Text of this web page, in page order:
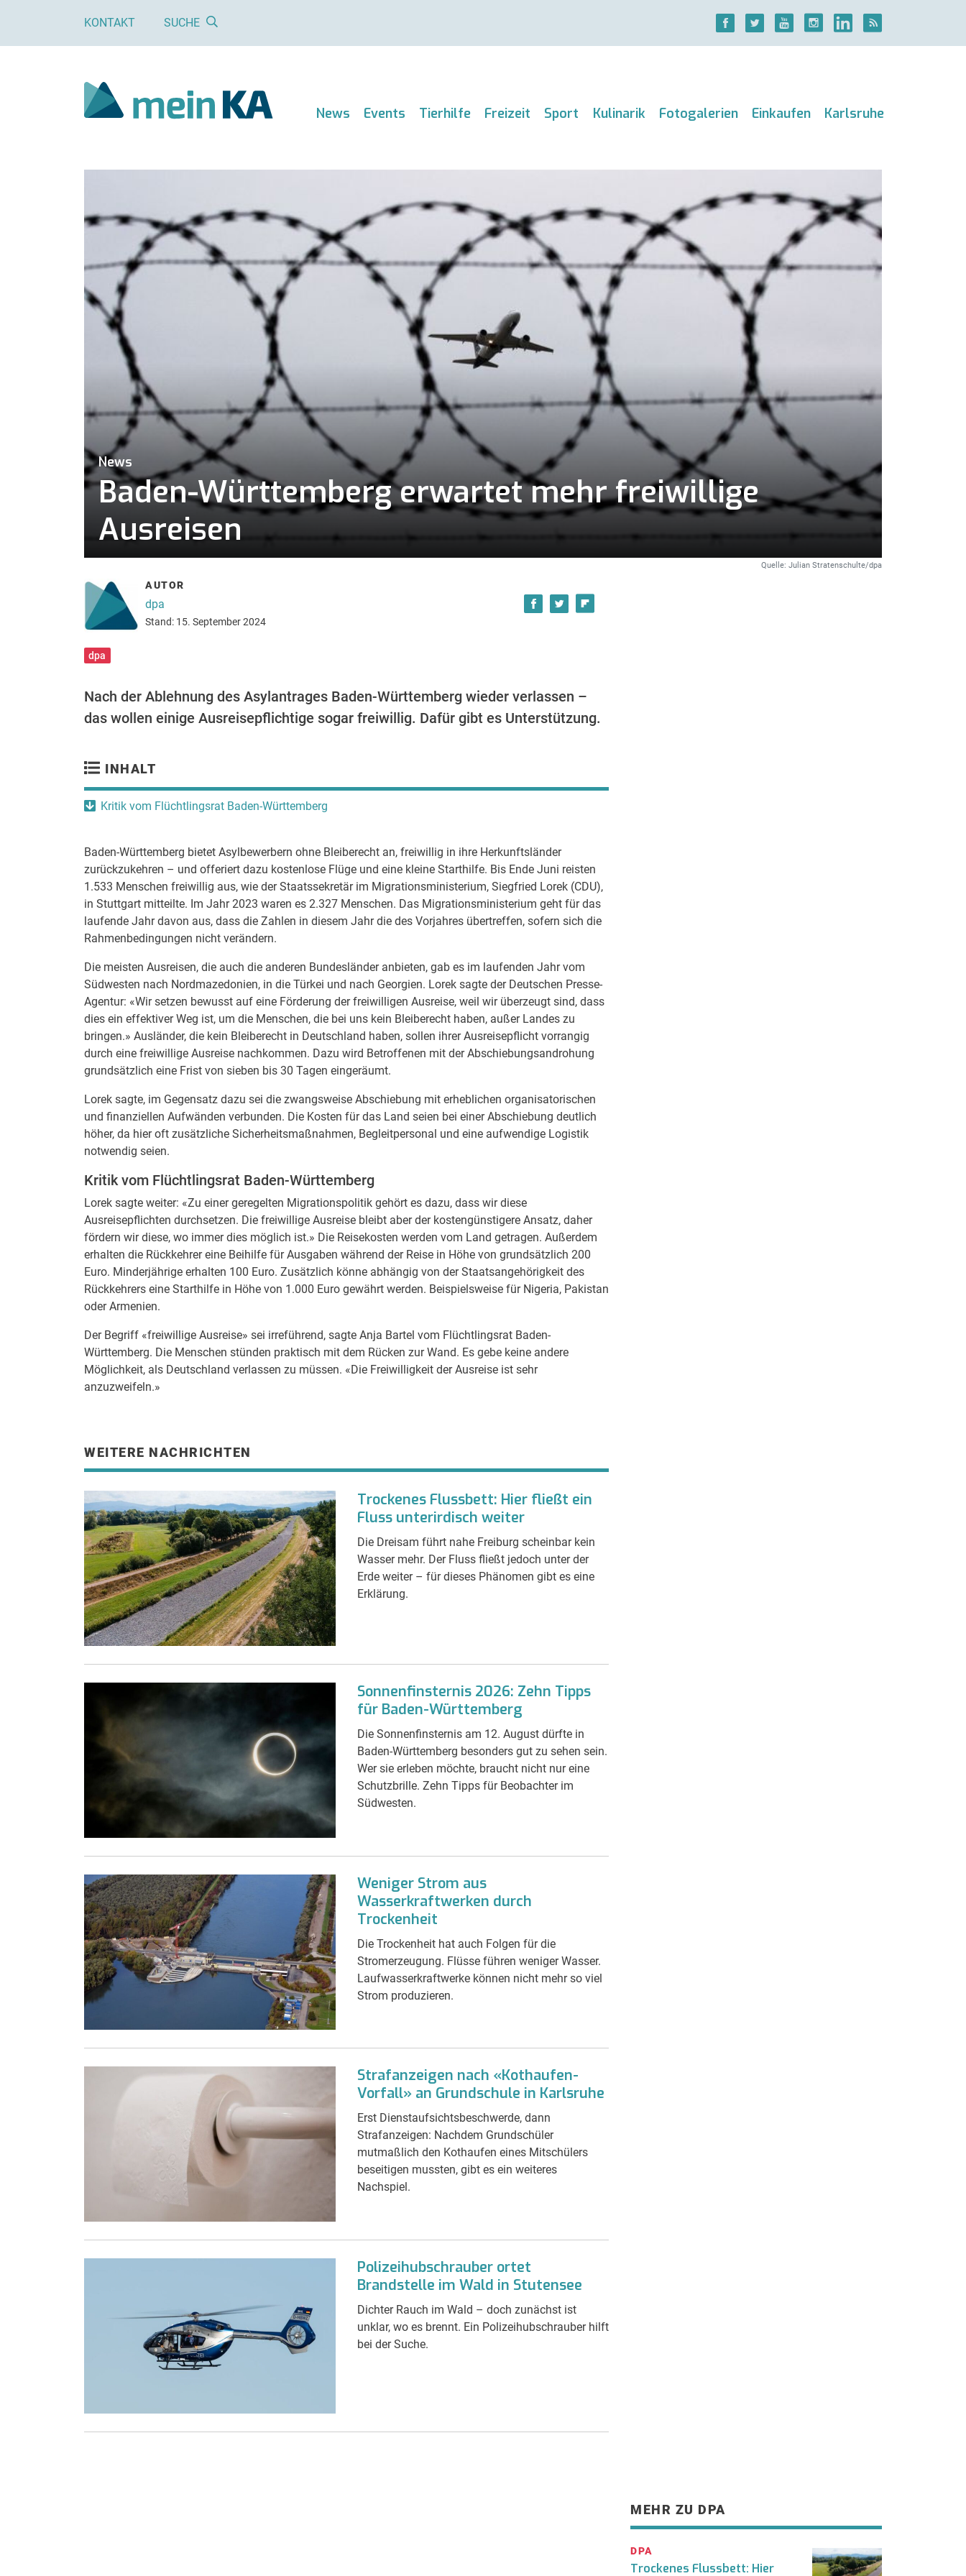
KONTAKT SUCHE
News Events Tierhilfe Freizeit Sport Kulinarik Fotogalerien Einkaufen Karlsruhe
News
Baden-Württemberg erwartet mehr freiwillige
Ausreisen
Quelle: Julian Stratenschulte/dpa
AUTOR
dpa
Stand: 15. September 2024
dpa
Nach der Ablehnung des Asylantrages Baden-Württemberg wieder verlassen –
das wollen einige Ausreisepflichtige sogar freiwillig. Dafür gibt es Unterstützung.
INHALT
Kritik vom Flüchtlingsrat Baden-Württemberg
Baden-Württemberg bietet Asylbewerbern ohne Bleiberecht an, freiwillig in ihre Herkunftsländer
zurückzukehren – und offeriert dazu kostenlose Flüge und eine kleine Starthilfe. Bis Ende Juni reisten
1.533 Menschen freiwillig aus, wie der Staatssekretär im Migrationsministerium, Siegfried Lorek (CDU),
in Stuttgart mitteilte. Im Jahr 2023 waren es 2.327 Menschen. Das Migrationsministerium geht für das
laufende Jahr davon aus, dass die Zahlen in diesem Jahr die des Vorjahres übertreffen, sofern sich die
Rahmenbedingungen nicht verändern.
Die meisten Ausreisen, die auch die anderen Bundesländer anbieten, gab es im laufenden Jahr vom
Südwesten nach Nordmazedonien, in die Türkei und nach Georgien. Lorek sagte der Deutschen Presse-
Agentur: «Wir setzen bewusst auf eine Förderung der freiwilligen Ausreise, weil wir überzeugt sind, dass
dies ein effektiver Weg ist, um die Menschen, die bei uns kein Bleiberecht haben, außer Landes zu
bringen.» Ausländer, die kein Bleiberecht in Deutschland haben, sollen ihrer Ausreisepflicht vorrangig
durch eine freiwillige Ausreise nachkommen. Dazu wird Betroffenen mit der Abschiebungsandrohung
grundsätzlich eine Frist von sieben bis 30 Tagen eingeräumt.
Lorek sagte, im Gegensatz dazu sei die zwangsweise Abschiebung mit erheblichen organisatorischen
und finanziellen Aufwänden verbunden. Die Kosten für das Land seien bei einer Abschiebung deutlich
höher, da hier oft zusätzliche Sicherheitsmaßnahmen, Begleitpersonal und eine aufwendige Logistik
notwendig seien.
Kritik vom Flüchtlingsrat Baden-Württemberg
Lorek sagte weiter: «Zu einer geregelten Migrationspolitik gehört es dazu, dass wir diese
Ausreisepflichten durchsetzen. Die freiwillige Ausreise bleibt aber der kostengünstigere Ansatz, daher
fördern wir diese, wo immer dies möglich ist.» Die Reisekosten werden vom Land getragen. Außerdem
erhalten die Rückkehrer eine Beihilfe für Ausgaben während der Reise in Höhe von grundsätzlich 200
Euro. Minderjährige erhalten 100 Euro. Zusätzlich könne abhängig von der Staatsangehörigkeit des
Rückkehrers eine Starthilfe in Höhe von 1.000 Euro gewährt werden. Beispielsweise für Nigeria, Pakistan
oder Armenien.
Der Begriff «freiwillige Ausreise» sei irreführend, sagte Anja Bartel vom Flüchtlingsrat Baden-
Württemberg. Die Menschen stünden praktisch mit dem Rücken zur Wand. Es gebe keine andere
Möglichkeit, als Deutschland verlassen zu müssen. «Die Freiwilligkeit der Ausreise ist sehr
anzuzweifeln.»
WEITERE NACHRICHTEN
Trockenes Flussbett: Hier fließt ein
Fluss unterirdisch weiter
Die Dreisam führt nahe Freiburg scheinbar kein
Wasser mehr. Der Fluss fließt jedoch unter der
Erde weiter – für dieses Phänomen gibt es eine
Erklärung.
Sonnenfinsternis 2026: Zehn Tipps
für Baden-Württemberg
Die Sonnenfinsternis am 12. August dürfte in
Baden-Württemberg besonders gut zu sehen sein.
Wer sie erleben möchte, braucht nicht nur eine
Schutzbrille. Zehn Tipps für Beobachter im
Südwesten.
Weniger Strom aus
Wasserkraftwerken durch
Trockenheit
Die Trockenheit hat auch Folgen für die
Stromerzeugung. Flüsse führen weniger Wasser.
Laufwasserkraftwerke können nicht mehr so viel
Strom produzieren.
Strafanzeigen nach «Kothaufen-
Vorfall» an Grundschule in Karlsruhe
Erst Dienstaufsichtsbeschwerde, dann
Strafanzeigen: Nachdem Grundschüler
mutmaßlich den Kothaufen eines Mitschülers
beseitigen mussten, gibt es ein weiteres
Nachspiel.
Polizeihubschrauber ortet
Brandstelle im Wald in Stutensee
Dichter Rauch im Wald – doch zunächst ist
unklar, wo es brennt. Ein Polizeihubschrauber hilft
bei der Suche.
MEHR ZU DPA
DPA
Trockenes Flussbett: Hier